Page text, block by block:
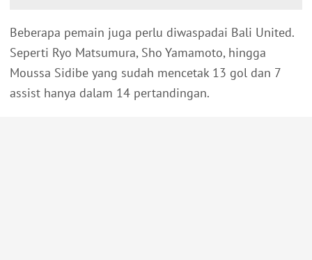
Beberapa pemain juga perlu diwaspadai Bali United.
Seperti Ryo Matsumura, Sho Yamamoto, hingga
Moussa Sidibe yang sudah mencetak 13 gol dan 7
assist hanya dalam 14 pertandingan.